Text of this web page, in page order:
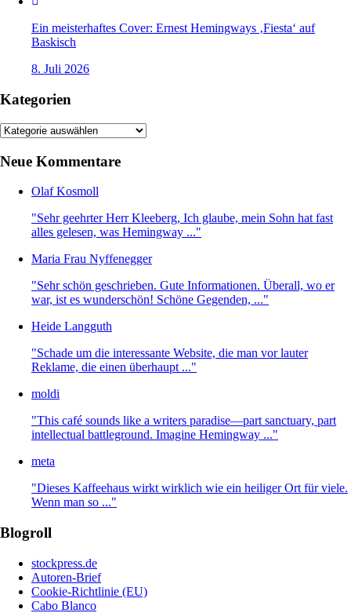
Ein meisterhaftes Cover: Ernest Hemingways ‚Fiesta‘ auf
Baskisch
8. Juli 2026
Kategorien
Kategorien
Neue Kommentare
Olaf Kosmoll
"Sehr geehrter Herr Kleeberg, Ich glaube, mein Sohn hat fast
alles gelesen, was Hemingway ..."
Maria Frau Nyffenegger
"Sehr schön geschrieben. Gute Informationen. Überall, wo er
war, ist es wunderschön! Schöne Gegenden, ..."
Heide Langguth
"Schade um die interessante Website, die man vor lauter
Reklame, die einen überhaupt ..."
moldi
"This café sounds like a writers paradise—part sanctuary, part
intellectual battleground. Imagine Hemingway ..."
meta
"Dieses Kaffeehaus wirkt wirklich wie ein heiliger Ort für viele.
Wenn man so ..."
Blogroll
stockpress.de
Autoren-Brief
Cookie-Richtlinie (EU)
Cabo Blanco